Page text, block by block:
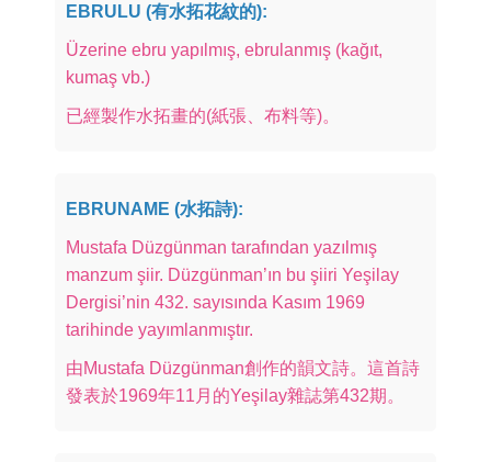
EBRULU (有水拓花紋的):
Üzerine ebru yapılmış, ebrulanmış (kağıt,
kumaş vb.)
已經製作水拓畫的(紙張、布料等)。
EBRUNAME (水拓詩):
Mustafa Düzgünman tarafından yazılmış
manzum şiir. Düzgünman’ın bu şiiri Yeşilay
Dergisi’nin 432. sayısında Kasım 1969
tarihinde yayımlanmıştır.
由Mustafa Düzgünman創作的韻文詩。這首詩
發表於1969年11月的Yeşilay雜誌第432期。